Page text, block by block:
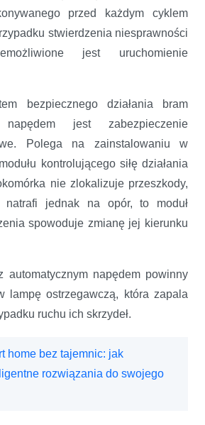
przed każdym cyklem
stwierdzenia niesprawności
jest uruchomienie
bezpiecznego działania bram
jest zabezpieczenie
Polega na zainstalowaniu w
kontrolującego siłę działania
nie zlokalizuje przeszkody,
natrafi jednak na opór, to moduł
spowoduje zmianę jej kierunku
automatycznym napędem powinny
lampę ostrzegawczą, która zapala
ruchu ich skrzydeł.
home bez tajemnic: jak
rozwiązania do swojego